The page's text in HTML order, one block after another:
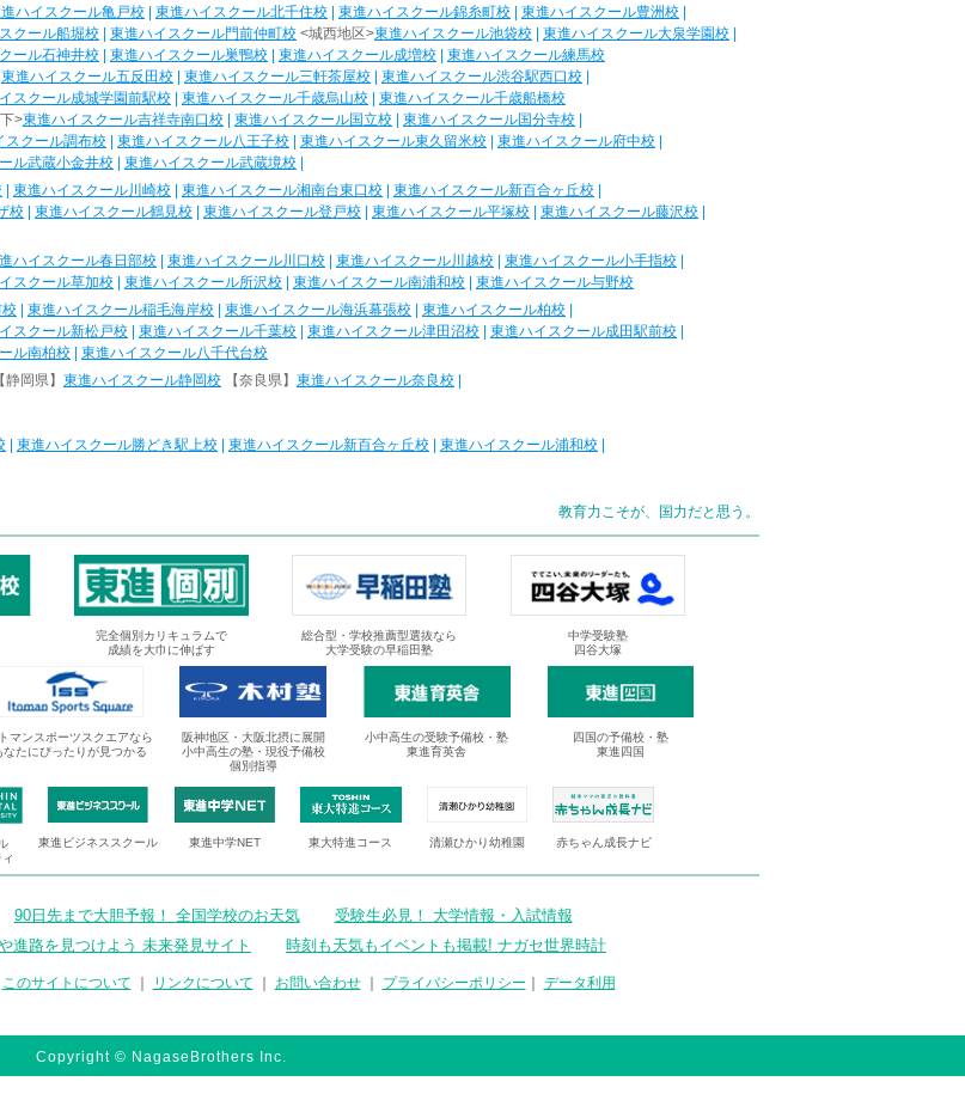
ハイスクール亀戸校 東進ハイスクール北千住校 東進ハイスクール錦糸町校 東進ハイスクール豊洲校
クール船堀校 東進ハイスクール門前仲町校 <城西地区>東進ハイスクール池袋校 東進ハイスクール大泉学園校
ール石神井校 東進ハイスクール巣鴨校 東進ハイスクール成増校
東進ハイスクール練馬校
東進ハイスクール五反田校 東進ハイスクール三軒茶屋校 東進ハイスクール渋谷駅西口校
スクール成城学園前駅校 東進ハイスクール千歳烏山校
東進ハイスクール千歳船橋校
>東進ハイスクール吉祥寺南口校 東進ハイスクール国立校 東進ハイスクール国分寺校
スクール調布校 東進ハイスクール八王子校 東進ハイスクール東久留米校 東進ハイスクール府中校
ル武蔵小金井校 東進ハイスクール武蔵境校
東進ハイスクール川崎校 東進ハイスクール湘南台東口校 東進ハイスクール新百合ヶ丘校
校 東進ハイスクール鶴見校 東進ハイスクール登戸校 東進ハイスクール平塚校 東進ハイスクール藤沢校
ハイスクール春日部校 東進ハイスクール川口校 東進ハイスクール川越校 東進ハイスクール小手指校
スクール草加校 東進ハイスクール所沢校 東進ハイスクール南浦和校
東進ハイスクール与野校
東進ハイスクール稲毛海岸校 東進ハイスクール海浜幕張校 東進ハイスクール柏校
スクール新松戸校 東進ハイスクール千葉校 東進ハイスクール津田沼校 東進ハイスクール成田駅前校
ル南柏校
東進ハイスクール八千代台校
【静岡県】 東進ハイスクール静岡校 【奈良県】 東進ハイスクール奈良校
東進ハイスクール勝どき駅上校 東進ハイスクール新百合ヶ丘校 東進ハイスクール浦和校
教育力こそが、国力だと思う。
完全個別カリキュラムで
成績を大巾に伸ばす
総合型・学校推薦型選抜なら
大学受験の早稲田塾
中学受験塾
四谷大塚
マンスポーツスクエアなら
なたにぴったりが見つかる
阪神地区・大阪北摂に展開
小中高生の塾・現役予備校
個別指導
小中高生の受験予備校・塾
東進育英舎
四国の予備校・塾
東進四国
東進ビジネススクール 東進中学NET 東大特進コース 清瀬ひかり幼稚園 赤ちゃん成長ナビ
90日先まで大胆予報！ 全国学校のお天気
受験生必見！ 大学情報・入試情報
進路を見つけよう 未来発見サイト 時刻も天気もイベントも掲載! ナガセ世界時計
このサイトについて リンクについて お問い合わせ｜ プライバシーポリシー データ利用
Copyright © NagaseBrothers Inc.